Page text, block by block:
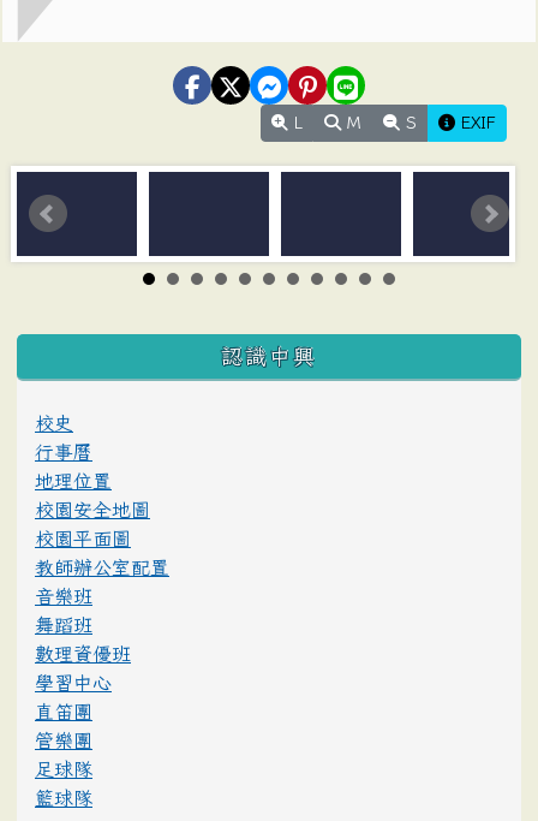
M S EXIF
:::
認識中興
校史
行事曆
地理位置
校園安全地圖
校園平面圖
教師辦公室配置
音樂班
舞蹈班
數理資優班
學習中心
直笛團
管樂團
足球隊
籃球隊